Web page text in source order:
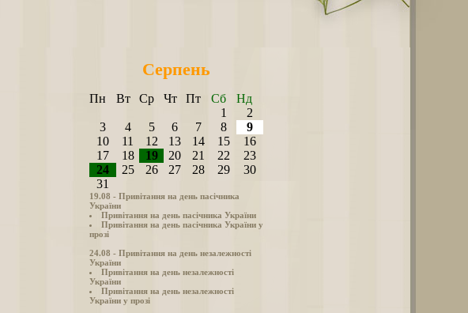
Серпень
Пн Вт Ср Чт Пт Сб
Нд
1
2
3
4 5 6 7 8
9
10
11 12 13 14 15
16
17
18 19 20 21 22
23
24
25 26 27 28 29
30
31
19.08 - Привітання на день пасічника
України
Привітання на день пасічника України
Привітання на день пасічника України у
прозі
24.08 - Привітання на день незалежності
України
Привітання на день незалежності
України
Привітання на день незалежності
України у прозі